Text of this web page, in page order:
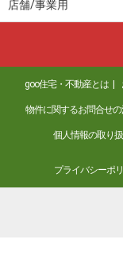
住
専有
間取
千葉県習志野市東
価
住
千葉県習志野市泉
店舗/事業用
goo住宅・不動産とは
物件に関するお問合せの
個人情報の取り
プライバシーポ